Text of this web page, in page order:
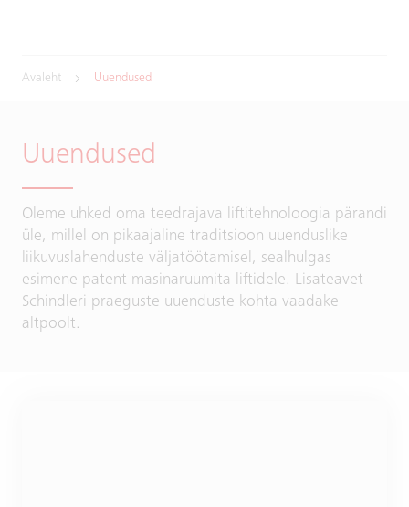
Avaleht Uuendused
Uuendused
Oleme uhked oma teedrajava liftitehnoloogia pärandi
üle, millel on pikaajaline traditsioon uuenduslike
liikuvuslahenduste väljatöötamisel, sealhulgas
esimene patent masinaruumita liftidele. Lisateavet
Schindleri praeguste uuenduste kohta vaadake
altpoolt.